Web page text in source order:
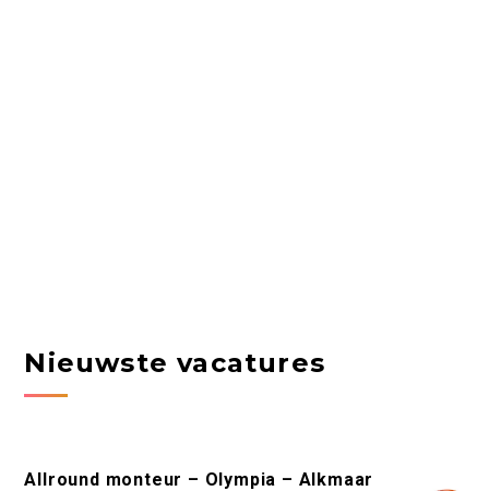
Nieuwste vacatures
Allround monteur – Olympia – Alkmaar